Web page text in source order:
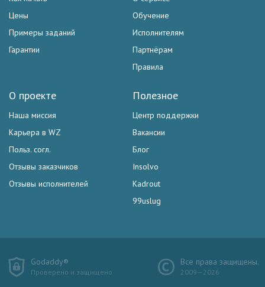
Цены
Примеры заданий
Гарантии
Обучение
Исполнителям
Партнёрам
Правила
Полезное
Центр поддержки
Вакансии
Блог
Insolvo
Kadrout
99uslug
О проекте
Наша миссия
Карьера в WZ
Польз. согл.
Отзывы заказчиков
Отзывы исполнителей
Godaddy®
Проверено и защищено
Все права защищены.
2009—2026